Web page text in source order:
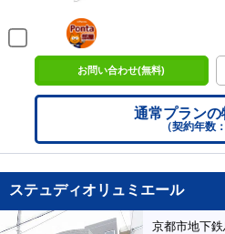
ポンタ
部屋
お問い合わせ(無料)
通常プランの
（契約年数
ステュディオリュミエール
京都市地下